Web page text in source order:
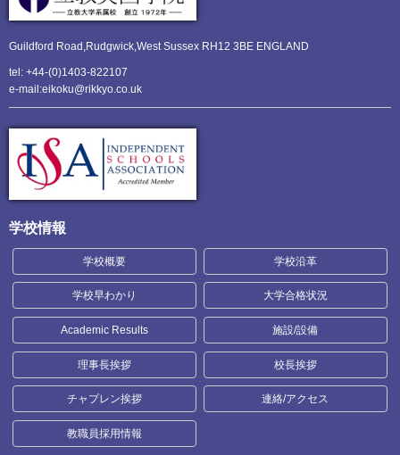
Guildford Road,Rudgwick,West Sussex RH12 3BE ENGLAND
tel: +44-(0)1403-822107
e-mail:eikoku@rikkyo.co.uk
学校情報
学校概要 学校沿革
学校早わかり 大学合格状況
Academic Results 施設/設備
理事長挨拶 校長挨拶
チャプレン挨拶 連絡/アクセス
教職員採用情報